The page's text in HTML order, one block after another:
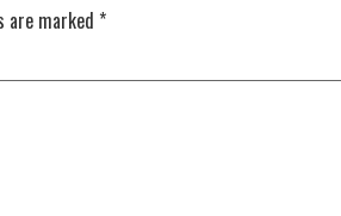
are marked *